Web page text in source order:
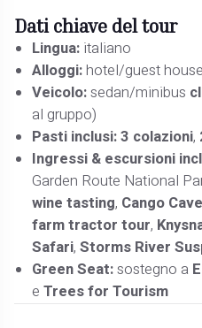
Dati chiave del tour
Lingua: italiano
Alloggi:hotel/guest
Veicolo:sedan/minibus
al gruppo)
Pasti inclusi:3 colazioni,
Ingressi & escursioni
Garden Route National
wine tasting, Cango
farm tractor tour,
Safari,Storms River
Green Seat:sostegno a
eTrees for Tourism